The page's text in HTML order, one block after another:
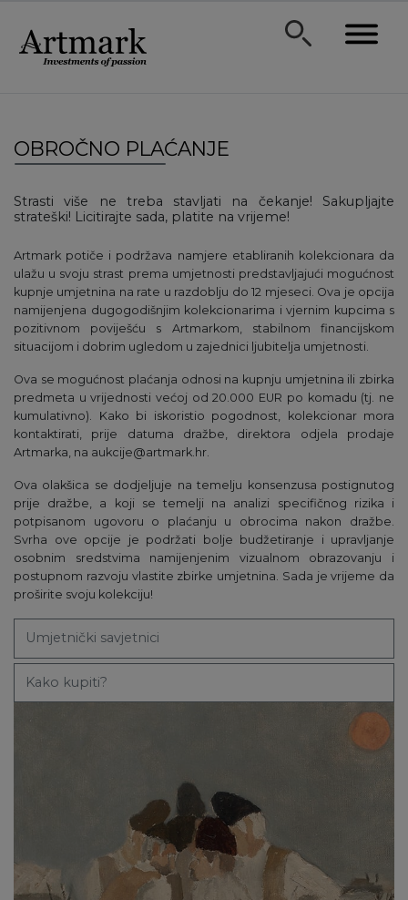
OBROČNO PLAĆANJE
Strasti više ne treba stavljati na čekanje! Sakupljajte
strateški! Licitirajte sada, platite na vrijeme!
Artmark potiče i podržava namjere etabliranih kolekcionara da
ulažu u svoju strast prema umjetnosti predstavljajući mogućnost
kupnje umjetnina na rate u razdoblju do 12 mjeseci. Ova je opcija
namijenjena dugogodišnjim kolekcionarima i vjernim kupcima s
pozitivnom poviješću s Artmarkom, stabilnom financijskom
situacijom i dobrim ugledom u zajednici ljubitelja umjetnosti.
Ova se mogućnost plaćanja odnosi na kupnju umjetnina ili zbirka
predmeta u vrijednosti većoj od 20.000 EUR po komadu (tj. ne
kumulativno). Kako bi iskoristio pogodnost, kolekcionar mora
kontaktirati, prije datuma dražbe, direktora odjela prodaje
Artmarka, na aukcije@artmark.hr.
Ova olakšica se dodjeljuje na temelju konsenzusa postignutog
prije dražbe, a koji se temelji na analizi specifičnog rizika i
potpisanom ugovoru o plaćanju u obrocima nakon dražbe.
Svrha ove opcije je podržati bolje budžetiranje i upravljanje
osobnim sredstvima namijenjenim vizualnom obrazovanju i
postupnom razvoju vlastite zbirke umjetnina. Sada je vrijeme da
proširite svoju kolekciju!
Umjetnički savjetnici
Kako kupiti?